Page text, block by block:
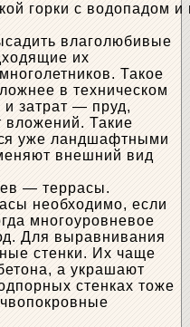
горки с водопадом и
влаголюбивые
их
Такое
в техническом
и затрат — пруд,
вложений. Такие
уже ландшафтными
внешний вид
— террасы.
необходимо, если
многоуровневое
Для выравнивания
стенки. Их чаще
а украшают
стенках тоже